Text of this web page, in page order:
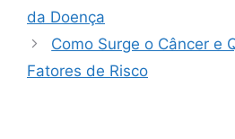
da Doença
Como Surge o Câncer e
Fatores de Risco